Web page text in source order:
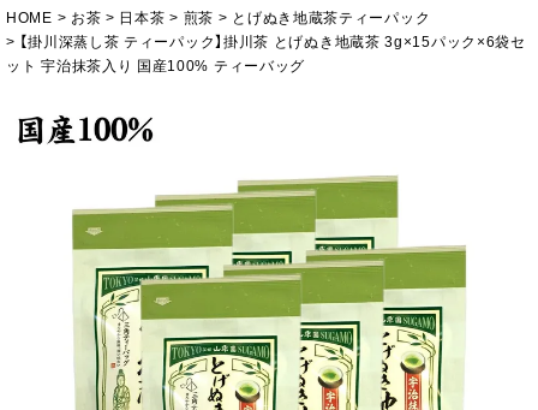
HOME お茶 日本茶 煎茶
とげぬき地蔵茶ティーパック
【掛川深蒸し茶 ティーパック】掛川茶 とげぬき地蔵茶 3g×15パック×6袋セ
ット 宇治抹茶入り 国産100% ティーバッグ